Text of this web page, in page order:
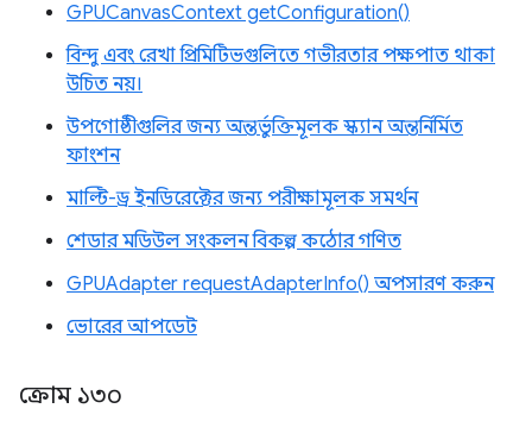
GPUCanvasContext getConfiguration()
বিন্দু এবং রেখা প্রিমিটিভগুলিতে গভীরতার পক্ষপাত থাকা
উচিত নয়।
উপগোষ্ঠীগুলির জন্য অন্তর্ভুক্তিমূলক স্ক্যান অন্তর্নির্মিত
ফাংশন
মাল্টি-ড্র ইনডিরেক্টের জন্য পরীক্ষামূলক সমর্থন
শেডার মডিউল সংকলন বিকল্প কঠোর গণিত
GPUAdapter requestAdapterInfo() অপসারণ করুন
ভোরের আপডেট
ক্রোম ১৩০